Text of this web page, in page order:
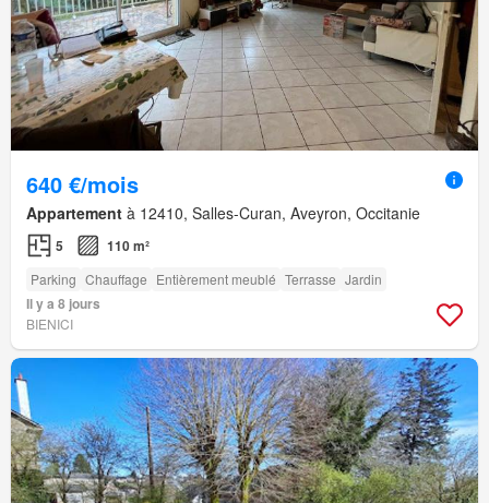
640 €/mois
Appartement à 12410, Salles-Curan, Aveyron, Occitanie
5 110 m²
Parking Chauffage Entièrement meublé Terrasse Jardin
Il y a 8 jours
BIENICI